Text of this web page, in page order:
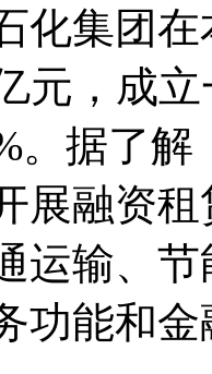
化集团
元，成
。据了
展融资
运输、
功能和